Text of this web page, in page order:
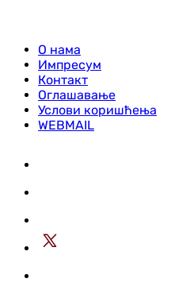
О нама
Импресум
Контакт
Оглашавање
Услови коришћења
WEBMAIL